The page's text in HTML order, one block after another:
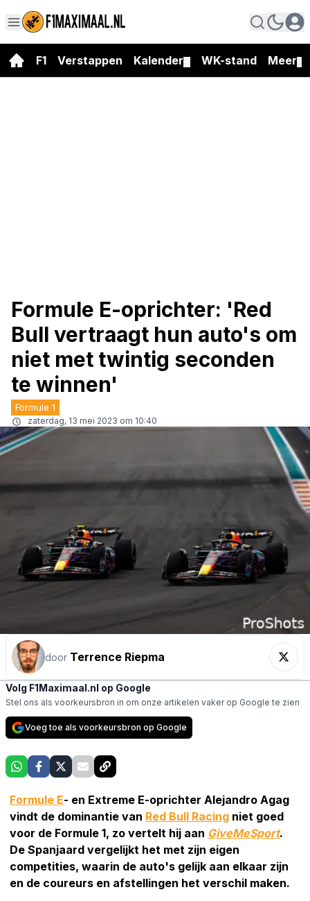
F1 Verstappen Kalender WK-stand Meer
Formule E-oprichter: 'Red
Bull vertraagt hun auto's om
niet met twintig seconden
te winnen'
Formule 1
zaterdag, 13 mei 2023 om 10:40
door Terrence Riepma
Volg F1Maximaal.nl op Google
Stel ons als voorkeursbron in om onze artikelen vaker op Google te zien
Voeg toe als voorkeursbron op Google
Formule E- en Extreme E-oprichter Alejandro Agag
vindt de dominantie van Red Bull Racing niet goed
voor de Formule 1, zo vertelt hij aan GiveMeSport.
De Spanjaard vergelijkt het met zijn eigen
competities, waarin de auto's gelijk aan elkaar zijn
en de coureurs en afstellingen het verschil maken.